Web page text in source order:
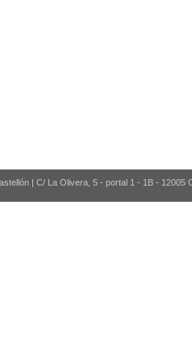
| C/ La Olivera, 5 - portal 1 - 1B - 12005